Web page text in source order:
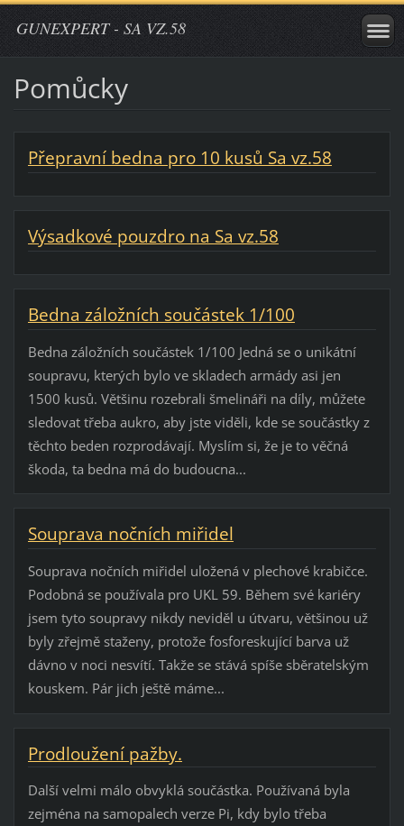
GUNEXPERT - SA VZ.58
Pomůcky
Přepravní bedna pro 10 kusů Sa vz.58
Výsadkové pouzdro na Sa vz.58
Bedna záložních součástek 1/100
Bedna záložních součástek 1/100 Jedná se o unikátní
soupravu, kterých bylo ve skladech armády asi jen
1500 kusů. Většinu rozebrali šmelináři na díly, můžete
sledovat třeba aukro, aby jste viděli, kde se součástky z
těchto beden rozprodávají. Myslím si, že je to věčná
škoda, ta bedna má do budoucna...
Souprava nočních miřidel
Souprava nočních miřidel uložená v plechové krabičce.
Podobná se používala pro UKL 59. Během své kariéry
jsem tyto soupravy nikdy neviděl u útvaru, většinou už
byly zřejmě staženy, protože fosforeskující barva už
dávno v noci nesvítí. Takže se stává spíše sběratelským
kouskem. Pár jich ještě máme...
Prodloužení pažby.
Další velmi málo obvyklá součástka. Používaná byla
zejména na samopalech verze Pi, kdy bylo třeba